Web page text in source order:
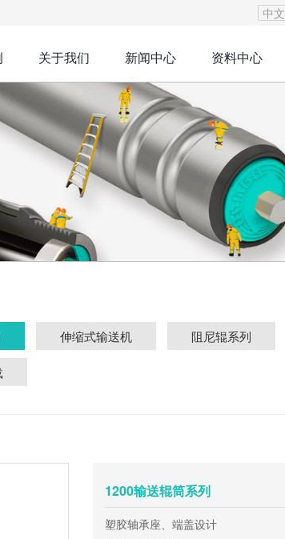
中文
关于我们 新闻中心 资料中心
伸缩式输送机 阻尼辊系列
1200输送辊筒系列
塑胶轴承座、端盖设计